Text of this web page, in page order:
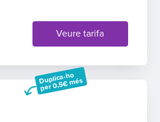
Veure tarifa
Duplica-ho
per 0,5€ més